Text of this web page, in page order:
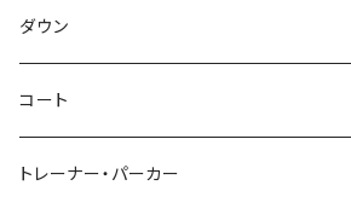
～44/S
46/M
48/L
ダウン
～44/S
46/M
コート
～44/S
トレーナー・パーカー